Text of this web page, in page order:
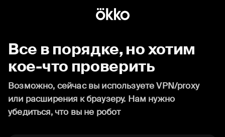
Все в порядке, но хотим
кое-что проверить
Возможно, сейчас вы используете VPN/proxy
или расширения к браузеру. Нам нужно
убедиться, что вы не робот